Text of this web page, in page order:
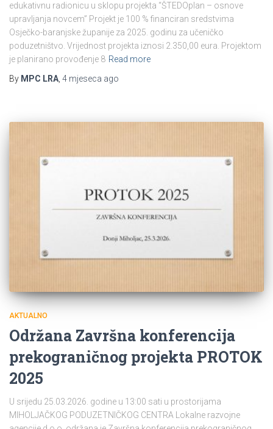
edukativnu radionicu u sklopu projekta “ŠTEDOplan – osnove
upravljanja novcem” Projekt je 100 % financiran sredstvima
Osječko-baranjske županije za 2025. godinu za učeničko
poduzetništvo. Vrijednost projekta iznosi 2.350,00 eura. Projektom
je planirano provođenje 8 Read more
By MPC LRA 4 mjeseca ago
AKTUALNO
Održana Završna konferencija
prekograničnog projekta PROTOK
2025
U srijedu 25.03.2026. godine u 13:00 sati u prostorijama
MIHOLJAČKOG PODUZETNIČKOG CENTRA Lokalne razvojne